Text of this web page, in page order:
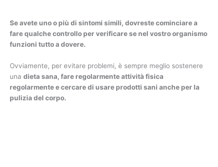
Se avete uno o più di sintomi simili, dovreste cominciare a
fare qualche controllo per verificare se nel vostro organismo
funzioni tutto a dovere.
Ovviamente, per evitare problemi, è sempre meglio sostenere
una dieta sana, fare regolarmente attività fisica
regolarmente e cercare di usare prodotti sani anche per la
pulizia del corpo.